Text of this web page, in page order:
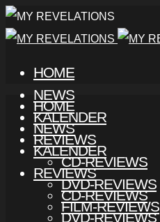
HOME
NEWS
KALENDER
REVIEWS
CD-REVIEWS
DVD-REVIEWS
FILM-REVIEWS
HOME
NEWS
KALENDER
REVIEWS
CD-REVIEWS
DVD-REVIEWS